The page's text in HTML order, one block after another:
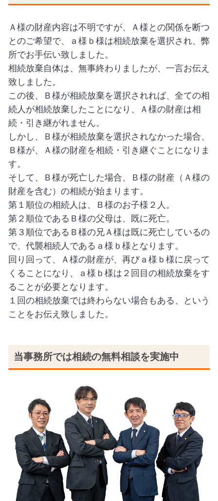
Ａ様の財産内容は不明ですが、Ａ様との関係を断つ
とのご希望で、ａ様ｂ様は相続放棄を選択され、弊
所でお手伝い致しました。
相続放棄自体は、無事終わりましたが、一言お伝え
致しました。
この後、Ｂ様が相続放棄を選択されれば、全ての相
続人が相続放棄したことになり、Ａ様の財産は相
続・引き継がれません。
しかし、Ｂ様が相続放棄を選択されなかった場合、
Ｂ様が、Ａ様の財産を相続・引き継ぐことになりま
す。
そして、Ｂ様が死亡した場合、Ｂ様の財産（Ａ様の
財産を含む）の相続が始まります。
第１順位の相続人は、Ｂ様のお子様２人。
第２順位であるＢ様の父母は、既に死亡。
第３順位であるＢ様の兄Ａ様は既に死亡しているの
で、代襲相続人であるａ様ｂ様となります。
回り回って、Ａ様の財産が、再びａ様ｂ様に戻って
くることになり、ａ様ｂ様は２回目の相続放棄をす
ることが必要となります。
１回の相続放棄では終わらない場合もある、という
ことをお伝え致しました。
当事務所では相続の無料相談を実施中